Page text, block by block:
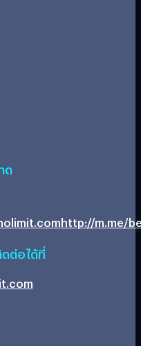
ด
http://m.me/
ต่อได้ที่